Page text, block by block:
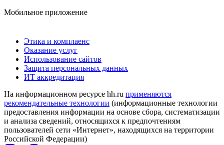
Мобильное приложение
Этика и комплаенс
Оказание услуг
Использование сайтов
Защита персональных данных
ИТ аккредитация
На информационном ресурсе hh.ru применяются
рекомендательные технологии (информационные технологии
предоставления информации на основе сбора, систематизации
и анализа сведений, относящихся к предпочтениям
пользователей сети «Интернет», находящихся на территории
Российской Федерации)